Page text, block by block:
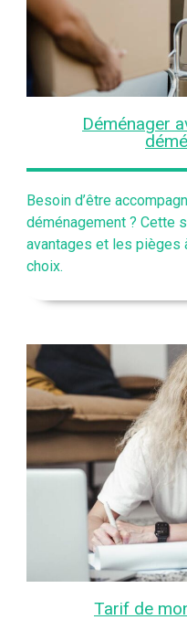
Déménager
Besoin d’être
déménagement ? Cette
avantages et les pièges
choix.
Tarif de